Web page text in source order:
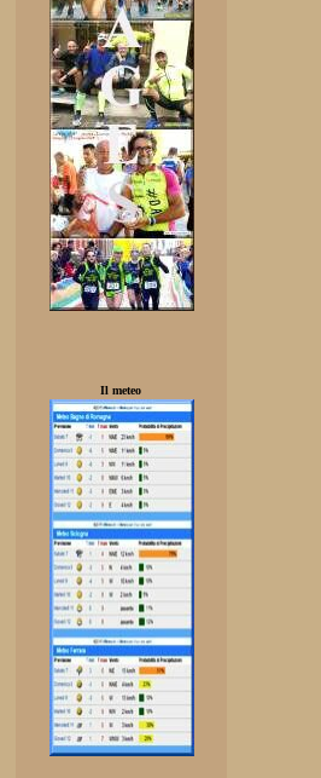
Il meteo